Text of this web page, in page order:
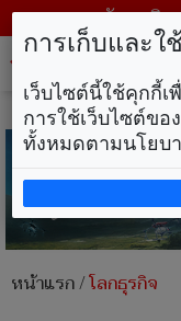
วันอาทิต
หน้าแรก/โลกธุรกิจ
การเก็บและใ
เว็บไซต์นี้ใช้คุกกี้
การใช้เว็บไซต์ข
ทั้งหมดตามนโยบ